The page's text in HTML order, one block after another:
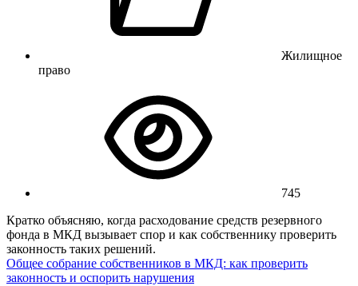
Жилищное
право
745
Кратко объясняю, когда расходование средств резервного
фонда в МКД вызывает спор и как собственнику проверить
законность таких решений.
Общее собрание собственников в МКД: как проверить
законность и оспорить нарушения